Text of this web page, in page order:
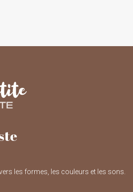
les formes, les couleurs et les sons.